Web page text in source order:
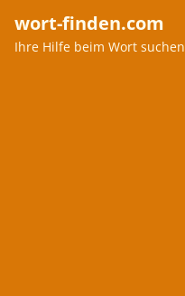
wort-finden.com
Ihre Hilfe beim Wort suchen